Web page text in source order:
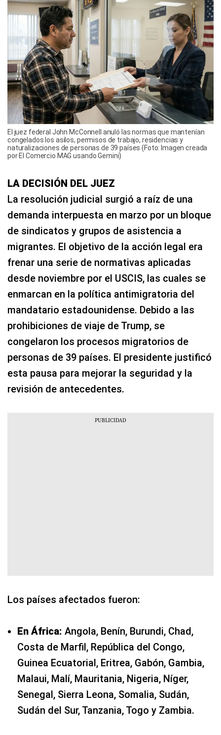
El juez federal John McConnell anuló las normas que mantenían
congelados los asilos, permisos de trabajo, residencias y
naturalizaciones de personas de 39 países (Foto: Imagen creada
por El Comercio MAG usando Gemini)
LA DECISIÓN DEL JUEZ
La resolución judicial surgió a raíz de una
demanda interpuesta en marzo por un bloque
de sindicatos y grupos de asistencia a
migrantes. El objetivo de la acción legal era
frenar una serie de normativas aplicadas
desde noviembre por el USCIS, las cuales se
enmarcan en la política antimigratoria del
mandatario estadounidense. Debido a las
prohibiciones de viaje de Trump, se
congelaron los procesos migratorios de
personas de 39 países. El presidente justificó
esta pausa para mejorar la seguridad y la
revisión de antecedentes.
Los países afectados fueron:
En África: Angola, Benín, Burundi, Chad,
Costa de Marfil, República del Congo,
Guinea Ecuatorial, Eritrea, Gabón, Gambia,
Malaui, Malí, Mauritania, Nigeria, Níger,
Senegal, Sierra Leona, Somalia, Sudán,
Sudán del Sur, Tanzania, Togo y Zambia.